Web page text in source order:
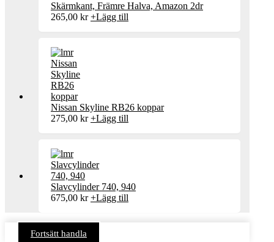
Skärmkant, Främre Halva, Amazon 2dr
265,00 kr +Lägg till
Nissan Skyline RB26 koppar
275,00 kr +Lägg till
Slavcylinder 740, 940
675,00 kr +Lägg till
Fortsätt handla